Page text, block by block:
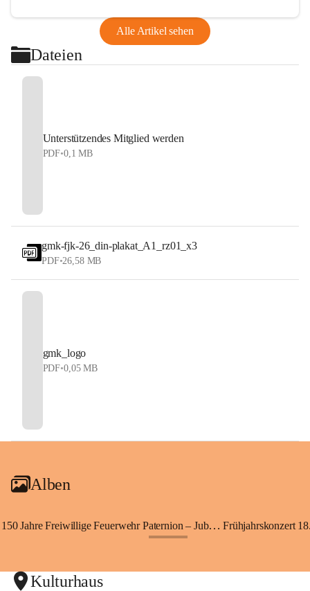
Alle Artikel sehen
Dateien
Unterstützendes Mitglied werden
PDF•0,1 MB
gmk-fjk-26_din-plakat_A1_rz01_x3
PDF•26,58 MB
gmk_logo
PDF•0,05 MB
Alben
150 Jahre Freiwillige Feuerwehr Paternion – Jubiläumsfest Frühjahrskonzert
Kulturhaus